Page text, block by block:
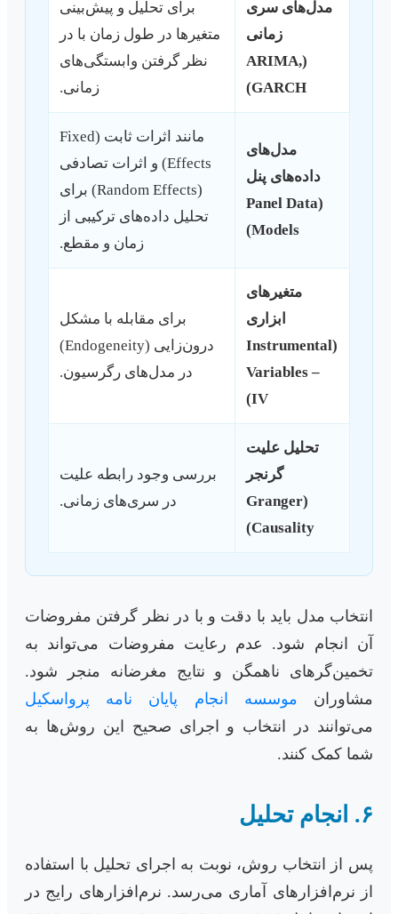
مدل‌های سری
زمانی
(ARIMA,
GARCH)
برای تحلیل و پیش‌بینی
متغیرها در طول زمان با در
نظر گرفتن وابستگی‌های
زمانی.
مدل‌های
داده‌های پنل
(Panel Data
Models)
مانند اثرات ثابت (Fixed
Effects) و اثرات تصادفی
(Random Effects) برای
تحلیل داده‌های ترکیبی از
زمان و مقطع.
متغیرهای
ابزاری
(Instrumental
Variables –
IV)
برای مقابله با مشکل
درون‌زایی (Endogeneity)
در مدل‌های رگرسیون.
تحلیل علیت
گرنجر
(Granger
Causality)
بررسی وجود رابطه علیت
در سری‌های زمانی.
انتخاب مدل باید با دقت و با در نظر گرفتن مفروضات
آن انجام شود. عدم رعایت مفروضات می‌تواند به
تخمین‌گرهای ناهمگن و نتایج مغرضانه منجر شود.
مشاوران موسسه انجام پایان نامه پرواسکیل
می‌توانند در انتخاب و اجرای صحیح این روش‌ها به
شما کمک کنند.
۶. انجام تحلیل
پس از انتخاب روش، نوبت به اجرای تحلیل با استفاده
از نرم‌افزارهای آماری می‌رسد. نرم‌افزارهای رایج در